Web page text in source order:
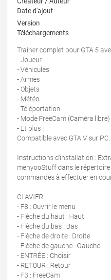
Date d'ajout
Version
Téléchargements
Trainer complet pour GTA 5
- Joueur
- Véhicules
- Armes
- Objets
- Météo
- Téléportation
- Mode FreeCam (Caméra libre)
- Et plus !
Compatible avec GTA V sur PC.
Instructions d'installation :
menyooStuff dans le
commandes à effectuer en
CLAVIER :
- F8 : Ouvrir le menu
- Flèche du haut : Haut
- Flèche du bas : Bas
- Flèche de droite : Droite
- Flèche de gauche : Gauche
- ENTRÉE : Choisir
- RETOUR : Retour
- F3 : FreeCam